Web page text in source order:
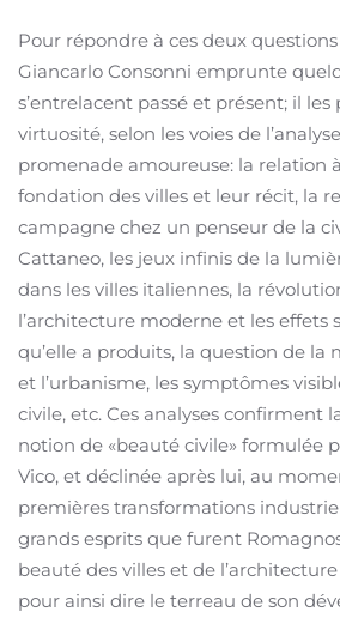
Pour répondre à ces deux questions
Giancarlo Consonni emprunte
s’entrelacent passé et présent; il
virtuosité, selon les voies de
promenade amoureuse: la relation
fondation des villes et leur récit, la
campagne chez un penseur de la
Cattaneo, les jeux infinis de la
dans les villes italiennes, la
l’architecture moderne et les effets
qu’elle a produits, la question de la
et l’urbanisme, les symptômes
civile, etc. Ces analyses confirment
notion de «beauté civile» formulée
Vico, et déclinée après lui, au
premières transformations
grands esprits que furent
beauté des villes et de
pour ainsi dire le terreau de son